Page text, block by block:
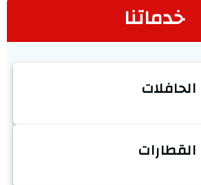
خدماتنا